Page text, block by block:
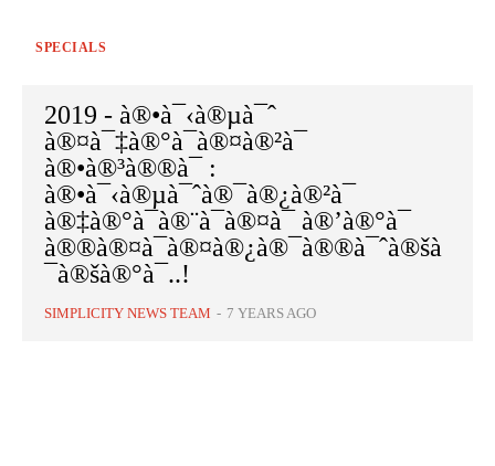
SPECIALS
2019 - à®•à¯‹à®µà¯ˆ
à®¤à¯‡à®°à¯à®¤à®²à¯
à®•à®³à®®à¯ :
à®•à¯‹à®µà¯ˆà®¯à®¿à®²à¯
à®‡à®°à¯à®¨à¯à®¤à¯ à®’à®°à¯
à®®à®¤à¯à®¤à®¿à®¯à®®à¯ˆà®šà
¯à®šà®°à¯..!
SIMPLICITY NEWS TEAM - 7 YEARS AGO